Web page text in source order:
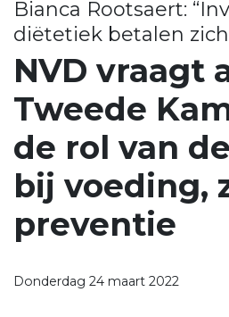
Bianca Rootsaert:
diëtetiek betalen
NVD vraagt
Tweede
de rol van
bij voeding,
preventie
Donderdag 24 maart 2022